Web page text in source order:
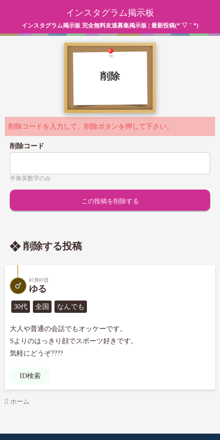
インスタグラム掲示板
インスタグラム掲示板 完全無料友達募集掲示板 | 最新投稿(*´▽｀*)
削除
削除コードを入力して、削除ボタンを押して下さい。
削除コード
半角英数字のみ
削除する投稿
07月07日
ゆる
30代 全国 なんでも
大人や普通の会話でもオッケーです。
Sよりのはっきり顔でスポーツ好きです。
気軽にどうぞ????
ID検索
ホーム